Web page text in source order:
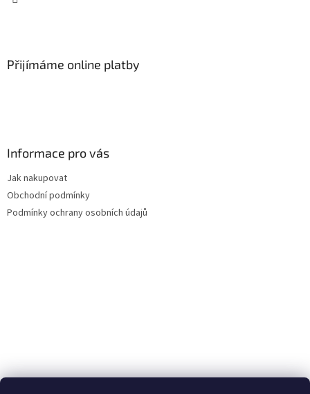
Přijímáme online platby
Informace pro vás
Jak nakupovat
Obchodní podmínky
Podmínky ochrany osobních údajů